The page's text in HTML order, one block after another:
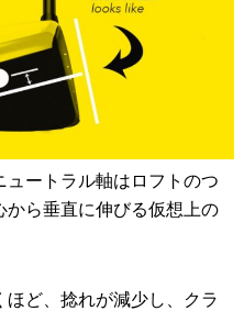
ュートラル軸はロフトのつ
から垂直に伸びる仮想上の
ど、捻れが減少し、クラ